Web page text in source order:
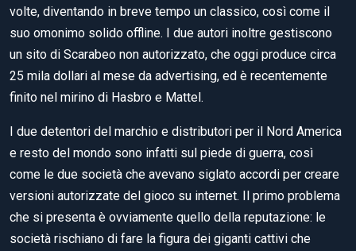
volte, diventando in breve tempo un classico, così come il
suo omonimo solido offline. I due autori inoltre gestiscono
un sito di Scarabeo non autorizzato, che oggi produce circa
25 mila dollari al mese da advertising, ed è recentemente
finito nel mirino di Hasbro e Mattel.
I due detentori del marchio e distributori per il Nord America
e resto del mondo sono infatti sul piede di guerra, così
come le due società che avevano siglato accordi per creare
versioni autorizzate del gioco su internet. Il primo problema
che si presenta è ovviamente quello della reputazione: le
società rischiano di fare la figura dei giganti cattivi che